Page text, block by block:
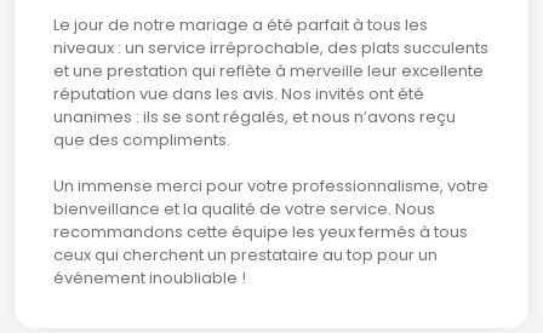
Le jour de notre mariage a été parfait à tous les
niveaux : un service irréprochable, des plats succulents
et une prestation qui reflète à merveille leur excellente
réputation vue dans les avis. Nos invités ont été
unanimes : ils se sont régalés, et nous n’avons reçu
que des compliments.
Un immense merci pour votre professionnalisme, votre
bienveillance et la qualité de votre service. Nous
recommandons cette équipe les yeux fermés à tous
ceux qui cherchent un prestataire au top pour un
événement inoubliable !